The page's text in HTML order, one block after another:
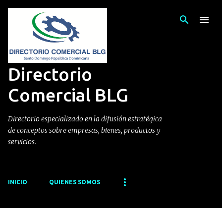
Directorio
Comercial BLG
Directorio especializado en la difusión estratégica
de conceptos sobre empresas, bienes, productos y
servicios.
INICIO QUIENES SOMOS